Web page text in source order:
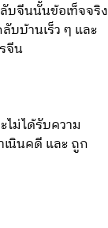
บจีนนั้นข้อเท็จจริง
บบ้านเร็ว ๆ และ
จีน
ม่ได้รับความ
นินคดี และ ถูก